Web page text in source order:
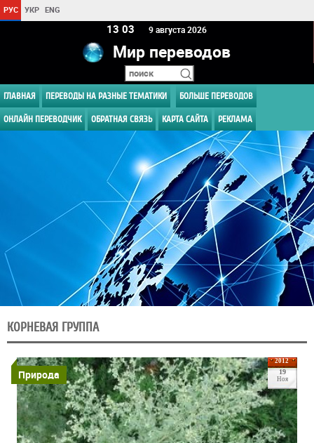
РУС УКР ENG
13:03 9 августа 2026
Мир переводов
ГЛАВНАЯ ПЕРЕВОДЫ НА РАЗНЫЕ ТЕМАТИКИ БОЛЬШЕ ПЕРЕВОДОВ
ОНЛАЙН ПЕРЕВОДЧИК ОБРАТНАЯ СВЯЗЬ КАРТА САЙТА РЕКЛАМА
КОРНЕВАЯ ГРУППА
2012
19
Ноя
Природа